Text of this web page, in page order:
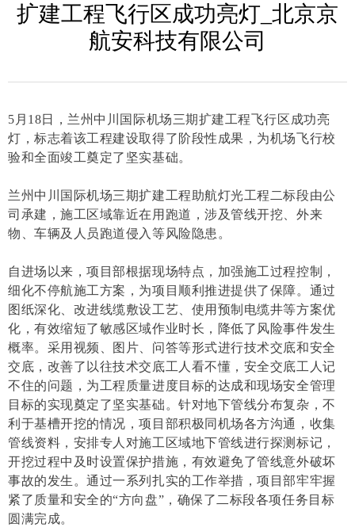
扩建工程飞行区成功亮灯_北京京
航安科技有限公司
5月18日，兰州中川国际机场三期扩建工程飞行区成功亮
灯，标志着该工程建设取得了阶段性成果，为机场飞行校
验和全面竣工奠定了坚实基础。
兰州中川国际机场三期扩建工程助航灯光工程二标段由公
司承建，施工区域靠近在用跑道，涉及管线开挖、外来
物、车辆及人员跑道侵入等风险隐患。
自进场以来，项目部根据现场特点，加强施工过程控制，
细化不停航施工方案，为项目顺利推进提供了保障。通过
图纸深化、改进线缆敷设工艺、使用预制电缆井等方案优
化，有效缩短了敏感区域作业时长，降低了风险事件发生
概率。采用视频、图片、问答等形式进行技术交底和安全
交底，改善了以往技术交底工人看不懂，安全交底工人记
不住的问题，为工程质量进度目标的达成和现场安全管理
目标的实现奠定了坚实基础。针对地下管线分布复杂，不
利于基槽开挖的情况，项目部积极同机场各方沟通，收集
管线资料，安排专人对施工区域地下管线进行探测标记，
开挖过程中及时设置保护措施，有效避免了管线意外破坏
事故的发生。通过一系列扎实的工作举措，项目部牢牢握
紧了质量和安全的“方向盘”，确保了二标段各项任务目标
圆满完成。